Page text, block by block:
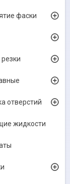
фаски
отверстий
жидкости